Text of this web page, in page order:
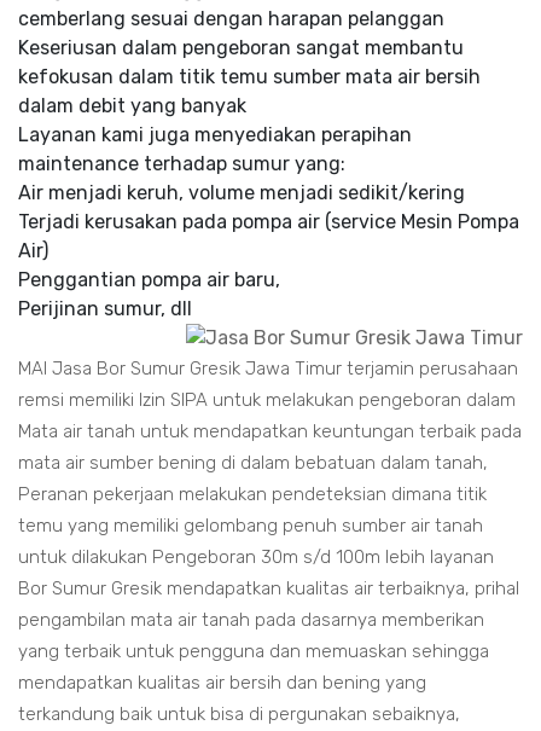
cemberlang sesuai dengan harapan pelanggan
Keseriusan dalam pengeboran sangat membantu
kefokusan dalam titik temu sumber mata air bersih
dalam debit yang banyak
Layanan kami juga menyediakan perapihan
maintenance terhadap sumur yang:
Air menjadi keruh, volume menjadi sedikit/kering
Terjadi kerusakan pada pompa air (service Mesin Pompa
Air)
Penggantian pompa air baru,
Perijinan sumur, dll
MAI Jasa Bor Sumur Gresik Jawa Timur terjamin perusahaan
remsi memiliki Izin SIPA untuk melakukan pengeboran dalam
Mata air tanah untuk mendapatkan keuntungan terbaik pada
mata air sumber bening di dalam bebatuan dalam tanah,
Peranan pekerjaan melakukan pendeteksian dimana titik
temu yang memiliki gelombang penuh sumber air tanah
untuk dilakukan Pengeboran 30m s/d 100m lebih layanan
Bor Sumur Gresik mendapatkan kualitas air terbaiknya, prihal
pengambilan mata air tanah pada dasarnya memberikan
yang terbaik untuk pengguna dan memuaskan sehingga
mendapatkan kualitas air bersih dan bening yang
terkandung baik untuk bisa di pergunakan sebaiknya,